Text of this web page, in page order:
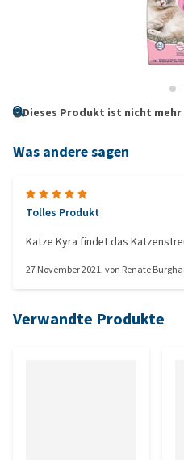
Dieses Produkt ist nicht
Was andere sagen
Tolles Produkt
Katze Kyra findet das
27 November 2021, von Renate
Verwandte Produkte